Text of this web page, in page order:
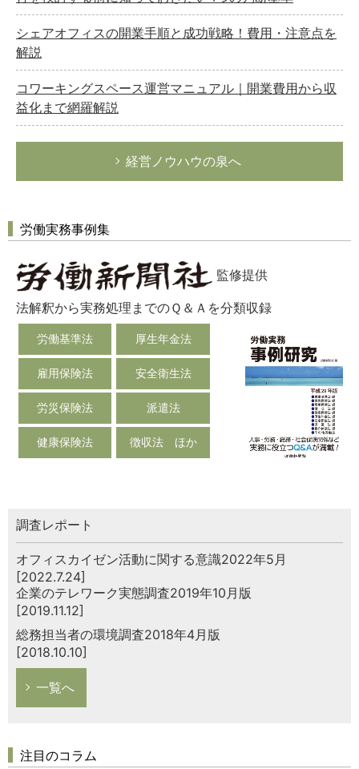
シェアオフィスの開業手順と成功戦略！費用・注意点を
解説
コワーキングスペース運営マニュアル｜開業費用から収
益化まで網羅解説
経営ノウハウの泉へ
労働実務事例集
監修提供
法解釈から実務処理までのＱ＆Ａを分類収録
労働基準法 厚生年金法
雇用保険法 安全衛生法
労災保険法 派遣法
健康保険法 徴収法 ほか
調査レポート
オフィスカイゼン活動に関する意識2022年5月
[2022.7.24]
企業のテレワーク実態調査2019年10月版
[2019.11.12]
総務担当者の環境調査2018年4月版
[2018.10.10]
一覧へ
注目のコラム